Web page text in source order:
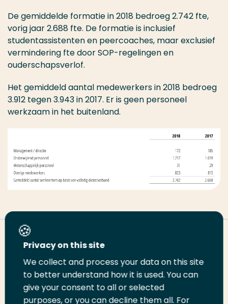
De gemiddelde formatie in 2018 bedroeg 2.742 fte,
vorig jaar 2.688 fte. De formatie is inclusief
studentassistenten en peercoaches, maar exclusief
vermindering fte door SOP-regelingen en
ouderschapsverlof.
Het gemiddeld aantal medewerkers in 2018 bedroeg
3.912 tegen 3.943 in 2017. Er is geen personeel
werkzaam in het buitenland.
Deel deze pagina
DeelDeel
op
Deel
op
Email
deze
Print
deze
Privacy on this site
We collect and process your data on this site
to better understand how it is used. You can
give your consent to all or selected
purposes, or you can decline them all. For